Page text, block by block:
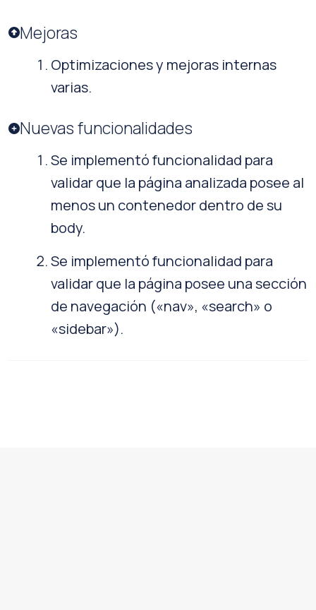
Mejoras
Optimizaciones y mejoras internas
varias.
Nuevas funcionalidades
Se implementó funcionalidad para
validar que la página analizada posee al
menos un contenedor dentro de su
body.
Se implementó funcionalidad para
validar que la página posee una sección
de navegación («nav», «search» o
«sidebar»).